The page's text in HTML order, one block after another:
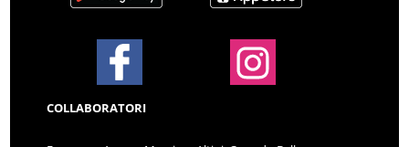
COLLABORATORI